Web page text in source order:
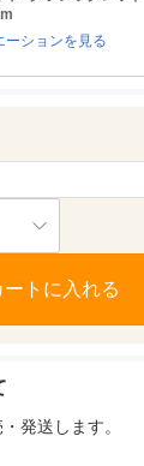
ーションを見る
ートに入れる
発送します。